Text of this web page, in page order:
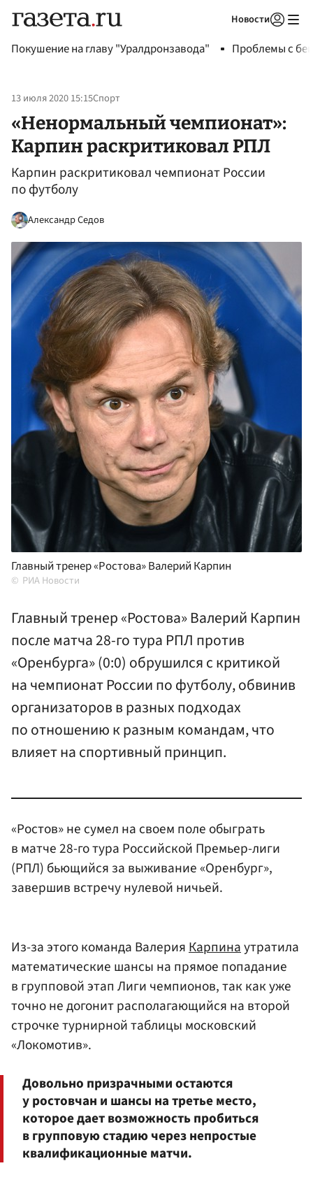
Новости
Покушение на главу "Уралдронзавода" Проблемы с
13 июля 2020 15:15Спорт
«Ненормальный чемпионат»:
Карпин раскритиковал РПЛ
Карпин раскритиковал чемпионат России
по футболу
Александр Седов
Главный тренер «Ростова» Валерий Карпин
РИА Новости
Главный тренер «Ростова» Валерий Карпин
после матча 28-го тура РПЛ против
«Оренбурга» (0:0) обрушился с критикой
на чемпионат России по футболу, обвинив
организаторов в разных подходах
по отношению к разным командам, что
влияет на спортивный принцип.
«Ростов» не сумел на своем поле обыграть
в матче 28-го тура Российской Премьер-лиги
(РПЛ) бьющийся за выживание «Оренбург»,
завершив встречу нулевой ничьей.
Из-за этого команда ВалерияКарпинаутратила
математические шансы на прямое попадание
в групповой этап Лиги чемпионов, так как уже
точно не догонит располагающийся на второй
строчке турнирной таблицы московский
«Локомотив».
Довольно призрачными остаются
у ростовчан и шансы на третье место,
которое дает возможность пробиться
в групповую стадию через непростые
квалификационные матчи.